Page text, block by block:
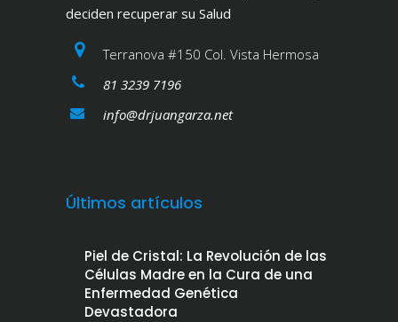
deciden recuperar su Salud
Terranova #150 Col. Vista Hermosa
81 3239 7196
info@drjuangarza.net
Últimos artículos
Piel de Cristal: La Revolución de las
Células Madre en la Cura de una
Enfermedad Genética
Devastadora